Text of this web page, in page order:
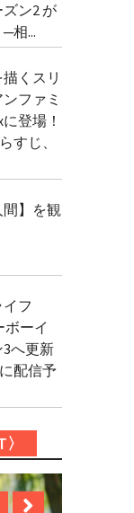
ン2 が
相...
くスリ
ファミ
登場！
すじ、
】を観
フ
ーイ
へ更新
配信予